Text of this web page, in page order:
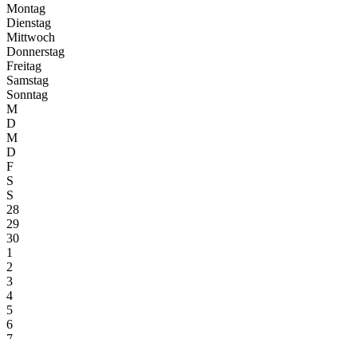
Montag
Dienstag
Mittwoch
Donnerstag
Freitag
Samstag
Sonntag
M
D
M
D
F
S
S
28
29
30
1
2
3
4
5
6